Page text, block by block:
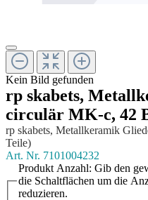
Kein Bild gefunden
rp skabets,
circulär MK-c, 42
rp skabets, Metallkeramik
Teile)
Art. Nr. 7101004232
Produkt Anzahl: Gib den
die Schaltflächen um die
reduzieren.